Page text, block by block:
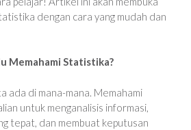
dengan cara yang mudah dan
Memahami Statistika?
ada di mana-mana. Memahami
untuk menganalisis informasi,
tepat, dan membuat keputusan